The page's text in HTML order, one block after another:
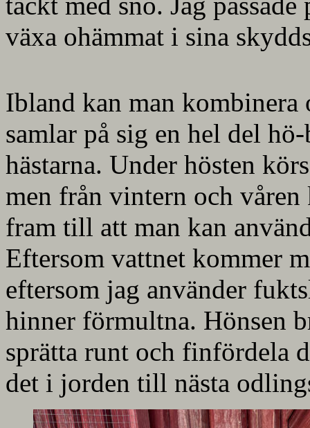
växa ohämmat i sina
Ibland kan man
samlar på sig en hel del
hästarna. Under hösten
men från vintern och våren
fram till att man kan
Eftersom vattnet kommer
eftersom jag använder
hinner förmultna. Hönsen
sprätta runt och finfördela
det i jorden till nästa